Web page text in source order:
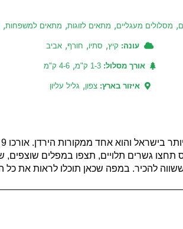
, מסלולים מעגליים, מתאים לזוגות, מתאים למשפחות,
עונה: קיץ, סתיו, חורף, אביב
אורך מסלול: 1-3 ק"מ , 4-6 ק"מ
איזור בארץ:צפון, גליל עליון
גשרים תלויים, תצפו במפלים שוצפים,
ששווה להכיר. במפה שכאן תוכלו לראות את כל